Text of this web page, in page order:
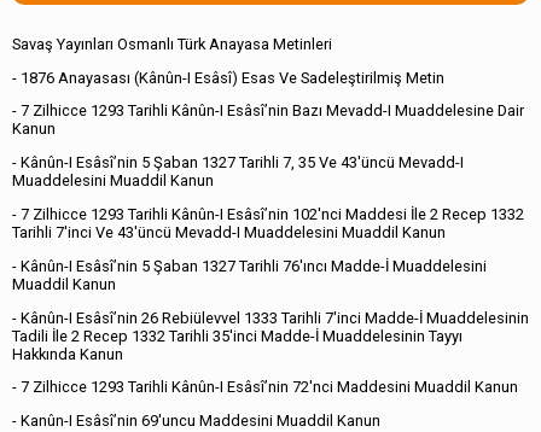
Savaş Yayınları Osmanlı Türk Anayasa Metinleri
- 1876 Anayasası (Kânûn-I Esâsî) Esas Ve Sadeleştirilmiş Metin
- 7 Zilhicce 1293 Tarihli Kânûn-I Esâsî’nin Bazı Mevadd-I Muaddelesine Dair
Kanun
- Kânûn-I Esâsî’nin 5 Şaban 1327 Tarihli 7, 35 Ve 43'üncü Mevadd-I
Muaddelesini Muaddil Kanun
- 7 Zilhicce 1293 Tarihli Kânûn-I Esâsî’nin 102'nci Maddesi İle 2 Recep 1332
Tarihli 7'inci Ve 43'üncü Mevadd-I Muaddelesini Muaddil Kanun
- Kânûn-I Esâsî’nin 5 Şaban 1327 Tarihli 76'ıncı Madde-İ Muaddelesini
Muaddil Kanun
- Kânûn-I Esâsî’nin 26 Rebiülevvel 1333 Tarihli 7'inci Madde-İ Muaddelesinin
Tadili İle 2 Recep 1332 Tarihli 35'inci Madde-İ Muaddelesinin Tayyı
Hakkında Kanun
- 7 Zilhicce 1293 Tarihli Kânûn-I Esâsî’nin 72'nci Maddesini Muaddil Kanun
- Kanûn-I Esâsî’nin 69'uncu Maddesini Muaddil Kanun